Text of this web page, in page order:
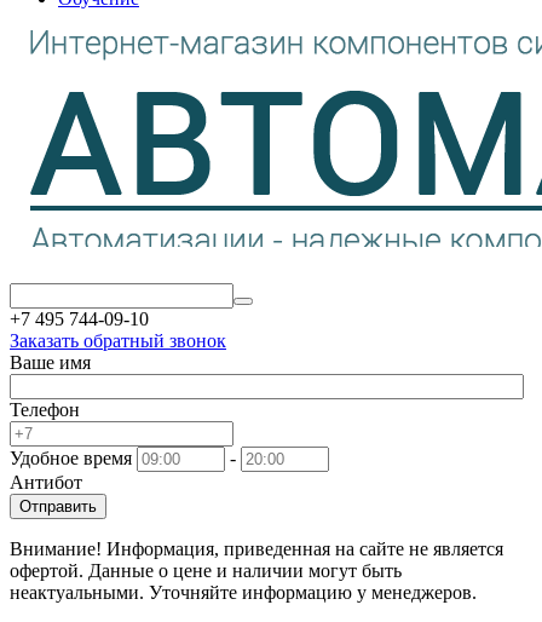
+7 495 744-09-10
Заказать обратный звонок
Ваше имя
Телефон
Удобное время
-
Антибот
Отправить
Внимание! Информация, приведенная на сайте не является
офертой. Данные о цене и наличии могут быть
неактуальными. Уточняйте информацию у менеджеров.